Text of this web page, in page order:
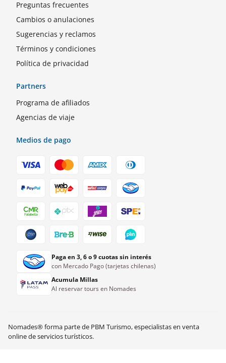
Preguntas frecuentes
Cambios o anulaciones
Sugerencias y reclamos
Términos y condiciones
Política de privacidad
Partners
Programa de afiliados
Agencias de viaje
Medios de pago
Paga en 3, 6 o 9 cuotas sin interés
con Mercado Pago (tarjetas chilenas)
Acumula Millas
Al reservar tours en Nomades
Nomades® forma parte de PBM Turismo, especialistas en venta
online de servicios turísticos.